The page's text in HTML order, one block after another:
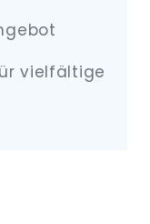
vielfältige